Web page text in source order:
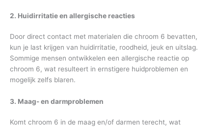
2. Huidirritatie en allergische reacties
Door direct contact met materialen die chroom 6 bevatten,
kun je last krijgen van huidirritatie, roodheid, jeuk en uitslag.
Sommige mensen ontwikkelen een allergische reactie op
chroom 6, wat resulteert in ernstigere huidproblemen en
mogelijk zelfs blaren.
3. Maag- en darmproblemen
Komt chroom 6 in de maag en/of darmen terecht, wat